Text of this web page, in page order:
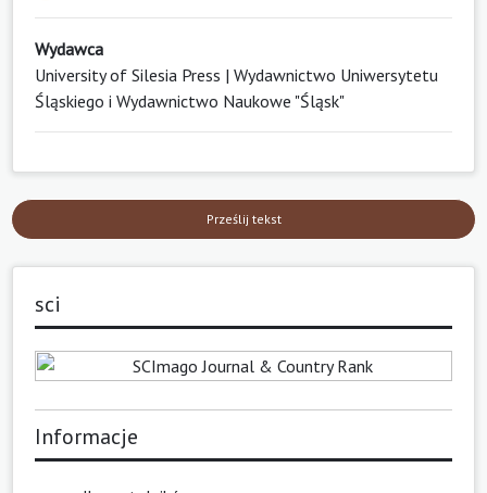
Wydawca
University of Silesia Press | Wydawnictwo Uniwersytetu
Śląskiego i Wydawnictwo Naukowe "Śląsk"
Prześlij tekst
sci
Informacje